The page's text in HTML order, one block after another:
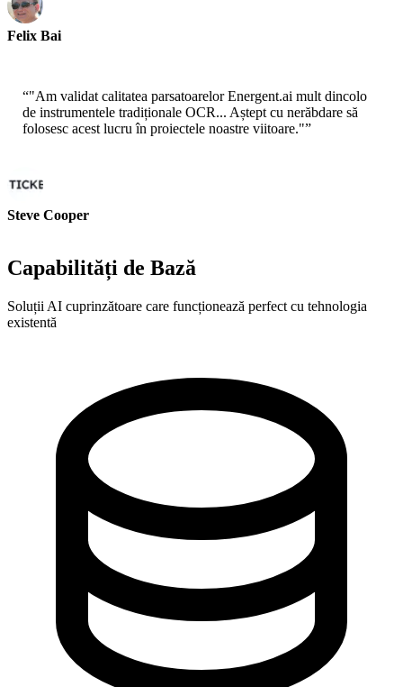
Felix Bai
“"Am validat calitatea parsatoarelor Energent.ai mult dincolo
de instrumentele tradiționale OCR... Aștept cu nerăbdare să
folosesc acest lucru în proiectele noastre viitoare."”
Steve Cooper
Capabilități de Bază
Soluții AI cuprinzătoare care funcționează perfect cu tehnologia
existentă